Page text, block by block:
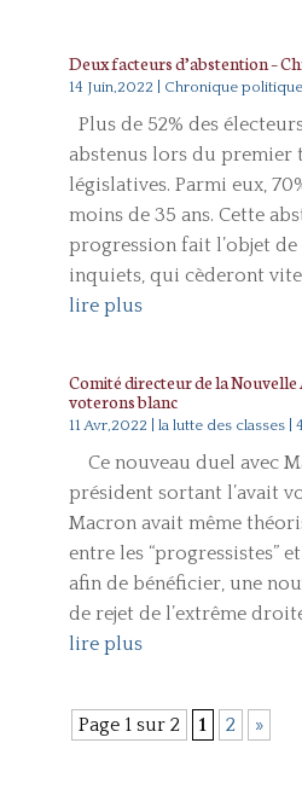
Deux facteurs d’abstention –
14 Juin,2022 Chronique politique
Plus de 52% des
abstenus lors du premier
législatives. Parmi eux,
moins de 35 ans. Cette
progression fait l’objet
inquiets, qui cèderont vite
lire plus
Comité directeur de la
voterons blanc
11 Avr,2022 la lutte des classes|
Ce nouveau duel avec
président sortant l’avait
Macron avait même
entre les “progressistes”
afin de bénéficier, une
de rejet de l’extrême
lire plus
Page 1 sur 2 1 2 »